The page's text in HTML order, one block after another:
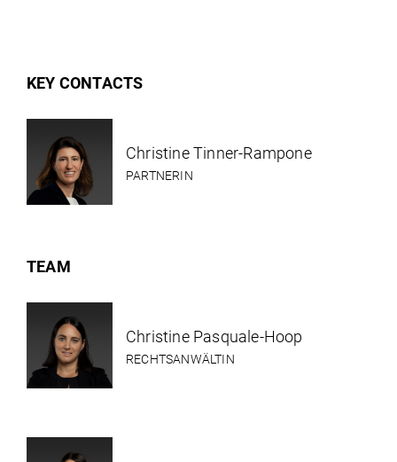
KEY CONTACTS
Christine Tinner-Rampone
PARTNERIN
TEAM
Christine Pasquale-Hoop
RECHTSANWÄLTIN